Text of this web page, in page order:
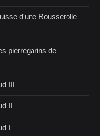
d'une Rousserolle
pierregarins de
III
II
I